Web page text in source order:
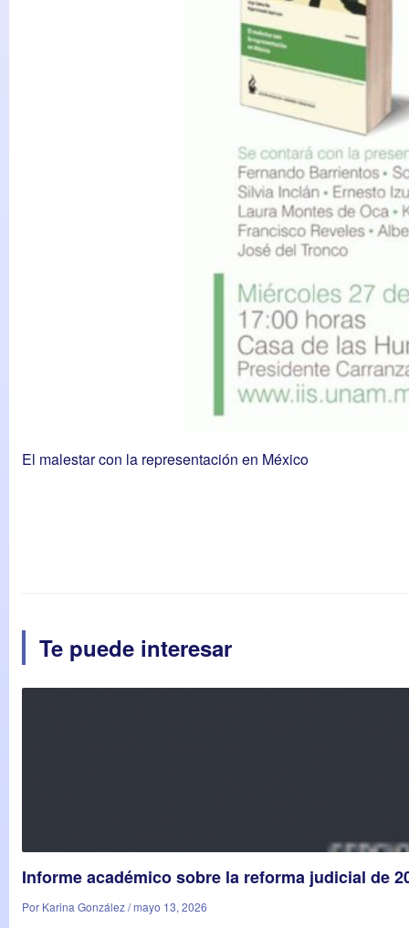
El malestar con la representación en México
Te puede interesar
Informe académico sobre la reforma judicial de
Por Karina González / mayo 13, 2026